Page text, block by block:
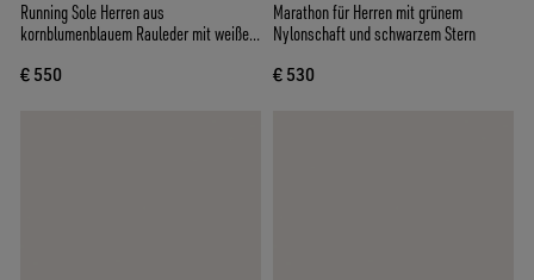
Running Sole Herren aus
kornblumenblauem Rauleder mit weißem
€ 550
Marathon für Herren mit grünem
Nylonschaft und schwarzem Stern
€ 530